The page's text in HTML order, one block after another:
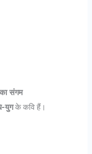
संगम
युगके कवि हैं।